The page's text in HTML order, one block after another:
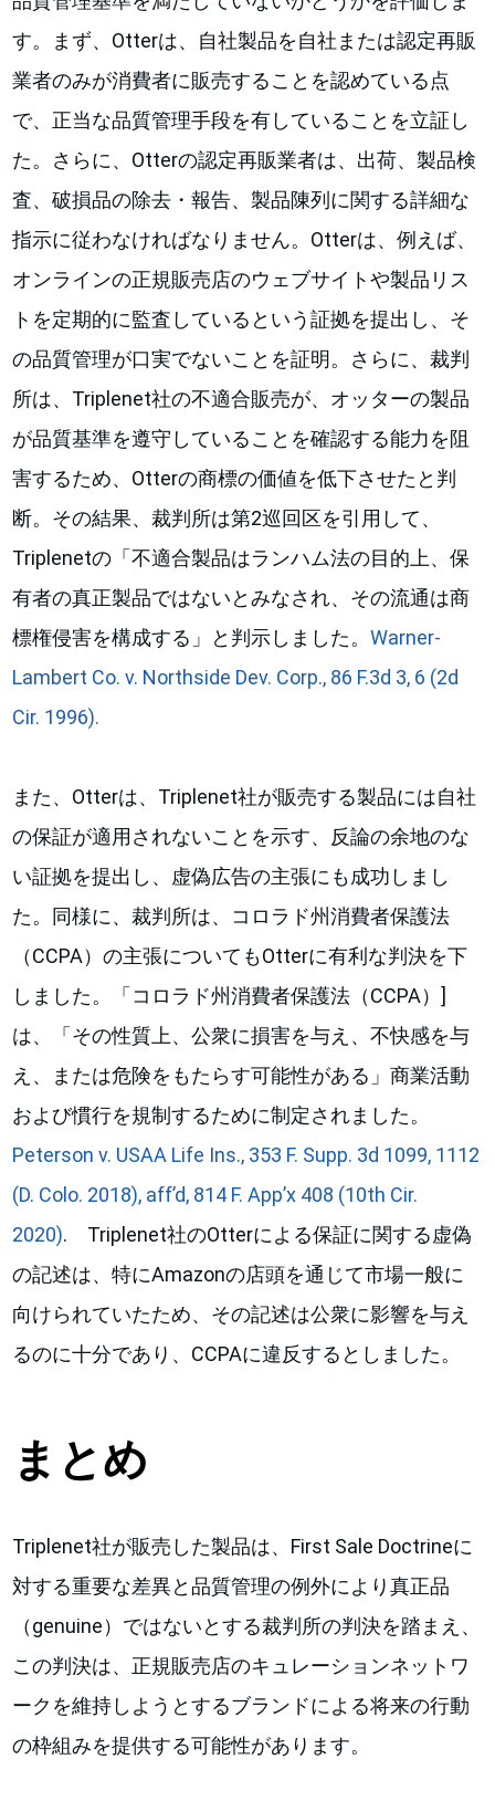
す。まず、Otterは、自社製品を自社または認定再販
業者のみが消費者に販売することを認めている点
で、正当な品質管理手段を有していることを立証し
た。さらに、Otterの認定再販業者は、出荷、製品検
査、破損品の除去・報告、製品陳列に関する詳細な
指示に従わなければなりません。Otterは、例えば、
オンラインの正規販売店のウェブサイトや製品リス
トを定期的に監査しているという証拠を提出し、そ
の品質管理が口実でないことを証明。さらに、裁判
所は、Triplenet社の不適合販売が、オッターの製品
が品質基準を遵守していることを確認する能力を阻
害するため、Otterの商標の価値を低下させたと判
断。その結果、裁判所は第2巡回区を引用して、
Triplenetの「不適合製品はランハム法の目的上、保
有者の真正製品ではないとみなされ、その流通は商
標権侵害を構成する」と判示しました。Warner-
Lambert Co. v. Northside Dev. Corp., 86 F.3d 3, 6 (2d
Cir. 1996).
また、Otterは、Triplenet社が販売する製品には自社
の保証が適用されないことを示す、反論の余地のな
い証拠を提出し、虚偽広告の主張にも成功しまし
た。同様に、裁判所は、コロラド州消費者保護法
（CCPA）の主張についてもOtterに有利な判決を下
しました。「コロラド州消費者保護法（CCPA）]
は、「その性質上、公衆に損害を与え、不快感を与
え、または危険をもたらす可能性がある」商業活動
および慣行を規制するために制定されました。
Peterson v. USAA Life Ins., 353 F. Supp. 3d 1099, 1112
(D. Colo. 2018), aff’d, 814 F. App’x 408 (10th Cir.
2020). Triplenet社のOtterによる保証に関する虚偽
の記述は、特にAmazonの店頭を通じて市場一般に
向けられていたため、その記述は公衆に影響を与え
るのに十分であり、CCPAに違反するとしました。
まとめ
Triplenet社が販売した製品は、First Sale Doctrineに
対する重要な差異と品質管理の例外により真正品
（genuine）ではないとする裁判所の判決を踏まえ、
この判決は、正規販売店のキュレーションネットワ
ークを維持しようとするブランドによる将来の行動
の枠組みを提供する可能性があります。